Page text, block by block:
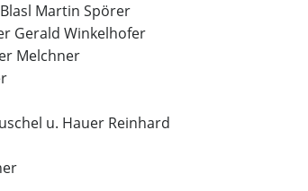
Martin Spörer
Gerald Winkelhofer
Melchner
u. Hauer Reinhard